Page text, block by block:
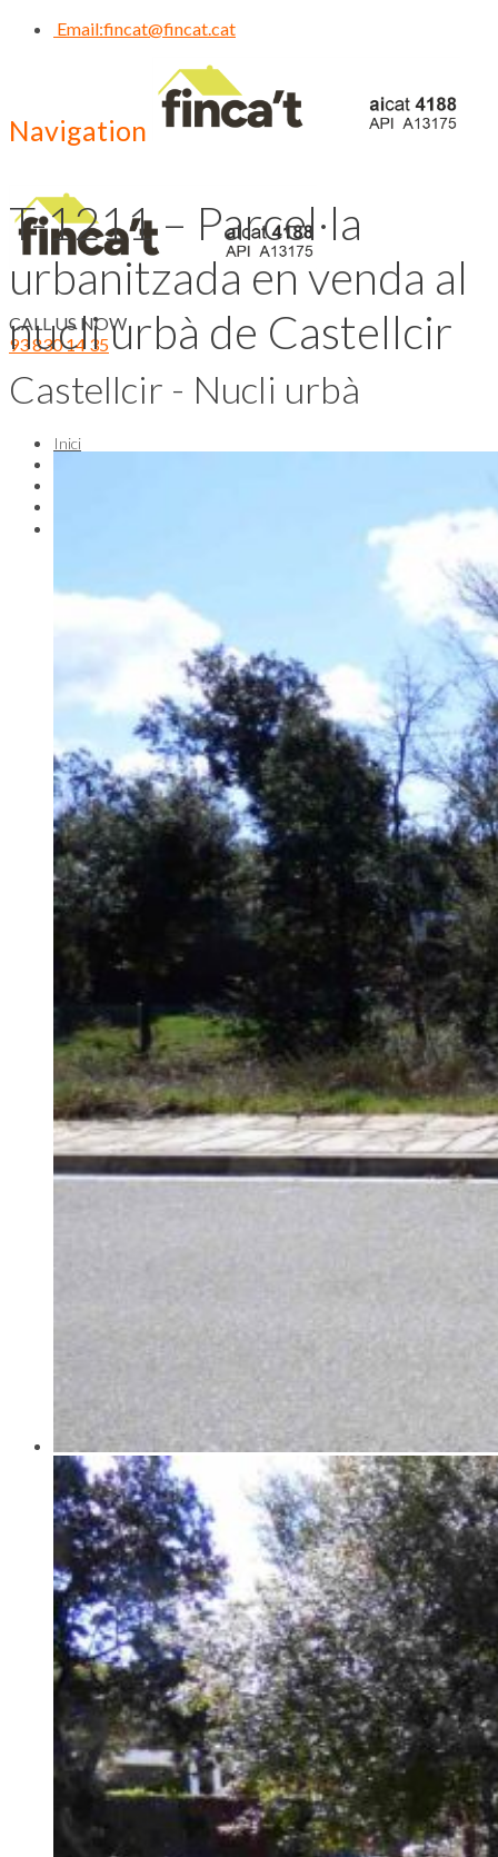
Email:fincat@fincat.cat
Navigation
CALL US NOW
93 830 14 35
Inici
T-1211 – Parcel·la
urbanitzada en venda al
nucli urbà de Castellcir
Castellcir - Nucli urbà